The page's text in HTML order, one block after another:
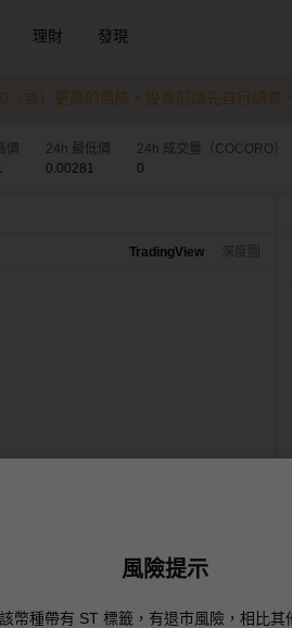
理財 發現
或）更高的風險。投資前請先自行調查。
24h 最低價
0.00281
24h 成交量（COCORO）
0
TradingView 深度圖
風險提示
該幣種帶有 ST 標籤，有退市風險，相比其